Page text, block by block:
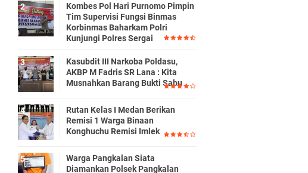
Kombes Pol Hari Purnomo Pimpin
Tim Supervisi Fungsi Binmas
Korbinmas Baharkam Polri
Kunjungi Polres Sergai
Kasubdit III Narkoba Poldasu,
AKBP M Fadris SR Lana : Kita
Musnahkan Barang Bukti Sabu
Rutan Kelas I Medan Berikan
Remisi 1 Warga Binaan
Konghuchu Remisi Imlek
Warga Pangkalan Siata
Diamankan Polsek Pangkalan